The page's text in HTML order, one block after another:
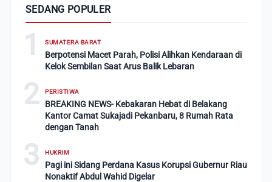
SEDANG POPULER
1 SUMATERA BARAT
Berpotensi Macet Parah, Polisi Alihkan Kendaraan di
Kelok Sembilan Saat Arus Balik Lebaran
2 PERISTIWA
BREAKING NEWS- Kebakaran Hebat di Belakang
Kantor Camat Sukajadi Pekanbaru, 8 Rumah Rata
dengan Tanah
3 HUKRIM
Pagi ini Sidang Perdana Kasus Korupsi Gubernur Riau
Nonaktif Abdul Wahid Digelar